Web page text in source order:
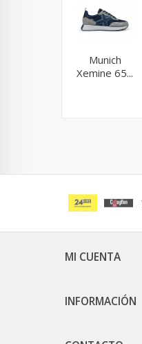
Munich
Xemine 65...
MI CUENTA
INFORMACIÓN